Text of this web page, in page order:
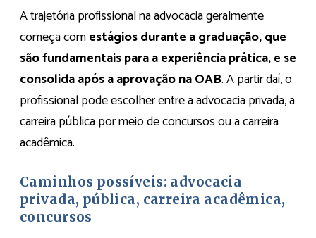
A trajetória profissional na advocacia geralmente
começa comestágios durante a graduação, que
são fundamentais para a experiência prática, e se
consolida após a aprovação na OAB. A partir daí, o
profissional pode escolher entre a advocacia privada, a
carreira pública por meio de concursos ou a carreira
acadêmica.
Caminhos possíveis: advocacia
privada, pública, carreira acadêmica,
concursos